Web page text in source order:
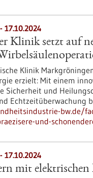
Klinik setzt auf
Klinik
erzielt: Mit einem
Sicherheit und
Echtzeitüberwachung
bw.de/
und-
mit elektrischen